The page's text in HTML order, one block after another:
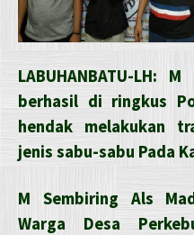
LABUHANBATU-LH:
berhasil di ringkus
hendak melakukan
jenis sabu-sabu Pada
M Sembiring Als
Warga Desa